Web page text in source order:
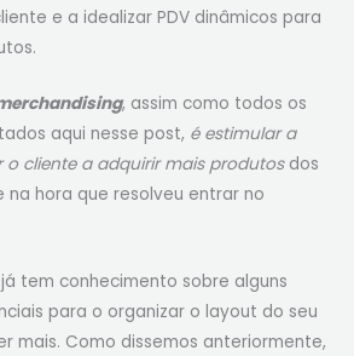
e a idealizar PDV dinâmicos para
, assim como todos os
aqui nesse post, é estimular a
cliente a adquirir mais produtosdos
na hora que resolveu entrar no
tem conhecimento sobre alguns
para o organizar o layout do seu
mais. Como dissemos anteriormente,